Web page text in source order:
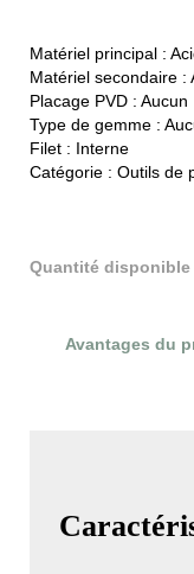
Matériel principal :
Matériel secondaire :
Placage PVD : Aucun
Type de gemme :
Filet : Interne
Catégorie : Outils de
Quantité disponible
Avantages du